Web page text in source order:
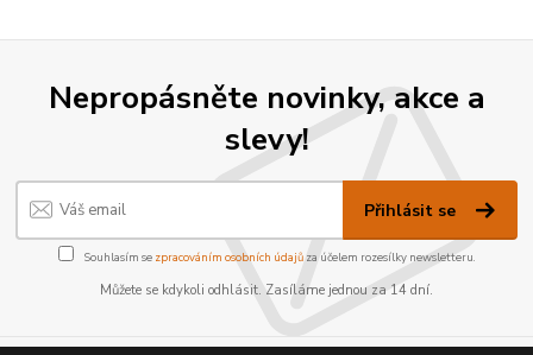
Nepropásněte novinky, akce a
slevy!
Přihlásit se
Souhlasím se zpracováním osobních údajůza účelem rozesílky newsletteru.
Můžete se kdykoli odhlásit. Zasíláme jednou za 14 dní.